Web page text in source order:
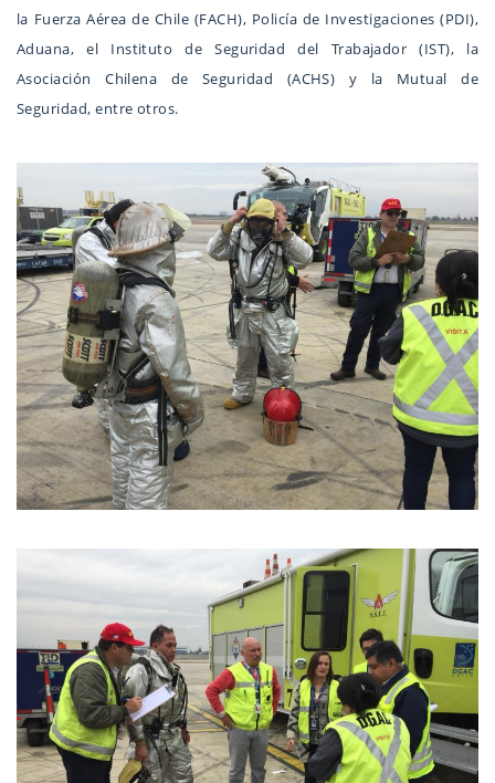
la Fuerza Aérea de Chile (FACH), Policía de Investigaciones (PDI),
Aduana, el Instituto de Seguridad del Trabajador (IST), la
Asociación Chilena de Seguridad (ACHS) y la Mutual de
Seguridad, entre otros.